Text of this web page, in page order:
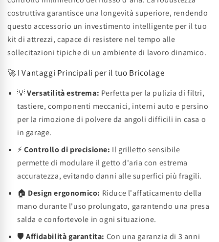
costruttiva garantisce una longevità superiore, rendendo
questo accessorio un investimento intelligente per il tuo
kit di attrezzi, capace di resistere nel tempo alle
sollecitazioni tipiche di un ambiente di lavoro dinamico.
🚀 I Vantaggi Principali per il tuo Bricolage
💡Versatilità estrema: Perfetta per la pulizia di filtri,
tastiere, componenti meccanici, interni auto e persino
per la rimozione di polvere da angoli difficili in casa o
in garage.
⚡Controllo di precisione: Il grilletto sensibile
permette di modulare il getto d'aria con estrema
accuratezza, evitando danni alle superfici più fragili.
🏠 Design ergonomico: Riduce l'affaticamento della
mano durante l'uso prolungato, garantendo una presa
salda e confortevole in ogni situazione.
🛡️Affidabilità garantita: Con una garanzia di 3 anni